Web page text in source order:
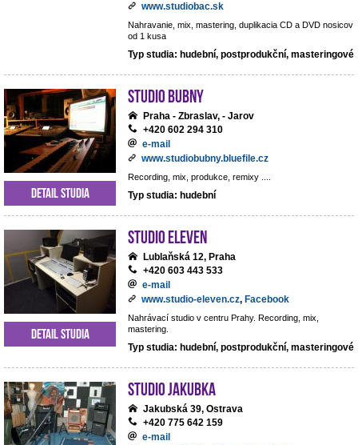
www.studiobac.sk
Nahravanie, mix, mastering, duplikacia CD a DVD nosicov
od 1 kusa
Typ studia: hudební, postprodukční, masteringové
Studio BUBNY
Praha - Zbraslav, - Jarov
+420 602 294 310
e-mail
www.studiobubny.bluefile.cz
Recording, mix, produkce, remixy ....
Typ studia: hudební
Detail studia
Studio Eleven
Lublaňská 12, Praha
+420 603 443 533
e-mail
www.studio-eleven.cz, Facebook
Nahrávací studio v centru Prahy. Recording, mix,
mastering.
Typ studia: hudební, postprodukční, masteringové
Detail studia
Studio Jakubka
Jakubská 39, Ostrava
+420 775 642 159
e-mail